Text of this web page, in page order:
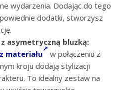
wydarzenia. Dodając do tego
dodatki, stworzysz
asymetryczną bluzką:
materiału
w połączeniu z
kroju dodają stylizacji
To idealny zestaw na